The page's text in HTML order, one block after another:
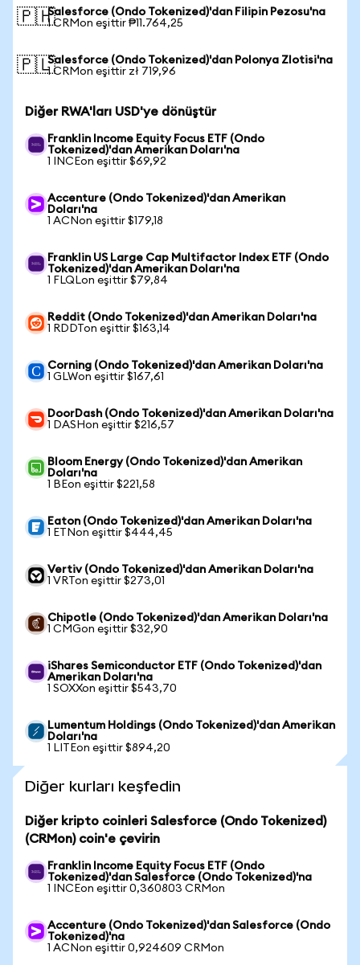
🇵🇭Salesforce (Ondo Tokenized)'dan Filipin Pezosu'na
1 CRMon eşittir ₱11.764,25
🇵🇱Salesforce (Ondo Tokenized)'dan Polonya Zlotisi'na
1 CRMon eşittir zł 719,96
Diğer RWA'ları USD'ye dönüştür
Franklin Income Equity Focus ETF (Ondo
Tokenized)'dan Amerikan Doları'na
1 INCEon eşittir $69,92
Accenture (Ondo Tokenized)'dan Amerikan
Doları'na
1 ACNon eşittir $179,18
Franklin US Large Cap Multifactor Index ETF (Ondo
Tokenized)'dan Amerikan Doları'na
1 FLQLon eşittir $79,84
Reddit (Ondo Tokenized)'dan Amerikan Doları'na
1 RDDTon eşittir $163,14
Corning (Ondo Tokenized)'dan Amerikan Doları'na
1 GLWon eşittir $167,61
DoorDash (Ondo Tokenized)'dan Amerikan Doları'na
1 DASHon eşittir $216,57
Bloom Energy (Ondo Tokenized)'dan Amerikan
Doları'na
1 BEon eşittir $221,58
Eaton (Ondo Tokenized)'dan Amerikan Doları'na
1 ETNon eşittir $444,45
Vertiv (Ondo Tokenized)'dan Amerikan Doları'na
1 VRTon eşittir $273,01
Chipotle (Ondo Tokenized)'dan Amerikan Doları'na
1 CMGon eşittir $32,90
iShares Semiconductor ETF (Ondo Tokenized)'dan
Amerikan Doları'na
1 SOXXon eşittir $543,70
Lumentum Holdings (Ondo Tokenized)'dan Amerikan
Doları'na
1 LITEon eşittir $894,20
Diğer kurları keşfedin
Diğer kripto coinleri Salesforce (Ondo Tokenized)
(CRMon) coin'e çevirin
Franklin Income Equity Focus ETF (Ondo
Tokenized)'dan Salesforce (Ondo Tokenized)'na
1 INCEon eşittir 0,360803 CRMon
Accenture (Ondo Tokenized)'dan Salesforce (Ondo
Tokenized)'na
1 ACNon eşittir 0,924609 CRMon